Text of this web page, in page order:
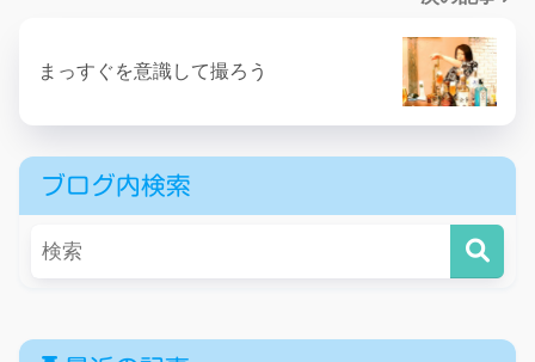
まっすぐを意識して撮ろう
ブログ内検索